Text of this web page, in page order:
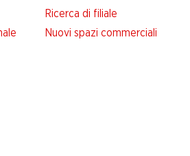
Ricerca di filiale
Nuovi spazi commerciali